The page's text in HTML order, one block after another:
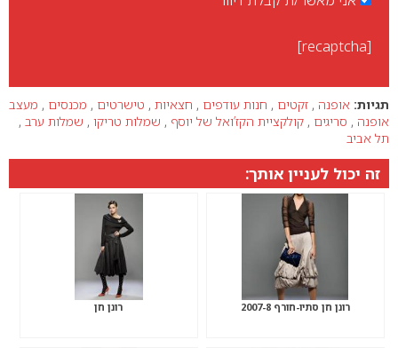
[recaptcha]
תגיות: אופנה , זקטים , חנות עודפים , חצאיות , טישרטים , מכנסים , מעצב
אופנה , סריגים , קולקציית הקז’ואל של יוסף , שמלות טריקו , שמלות ערב ,
תל אביב
זה יכול לעניין אותך:
רונן חן סתיו-חורף 2007-8 רונן חן